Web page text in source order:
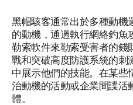
黑帽駭客通常出於多種動機
的動機，通過執行網絡釣
勒索軟件來勒索受害者的
戰和突破高度防護系統的
中展示他們的技能。在某
治動機的活動或企業間諜
體。